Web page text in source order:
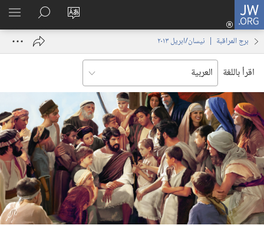
JW.ORG
تغيير
الموقع
تسجيل
الدخول
نافذة
البحث
في
JW.‎ORG
برج المراقبة | ‏‎نيسان/ابريل‏ ‏‎٢٠١٣‏
اقرأ باللغة